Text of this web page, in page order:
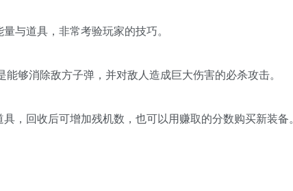
与道具，非常考验玩家的技巧。
够消除敌方子弹，并对敌人造成巨大伤害的必杀攻击。
，回收后可增加残机数，也可以用赚取的分数购买新装备。